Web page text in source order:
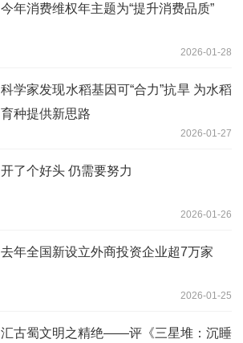
今年消费维权年主题为“提升消费品质”
2026-01-28
科学家发现水稻基因可“合力”抗旱 为水稻
育种提供新思路
2026-01-27
开了个好头 仍需要努力
2026-01-26
去年全国新设立外商投资企业超7万家
2026-01-25
汇古蜀文明之精绝——评《三星堆：沉睡